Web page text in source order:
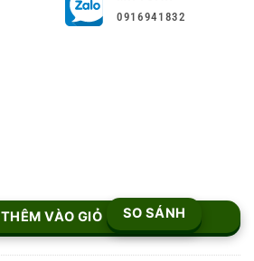
0916941832
THÊM VÀO GIỎ SO SÁNH